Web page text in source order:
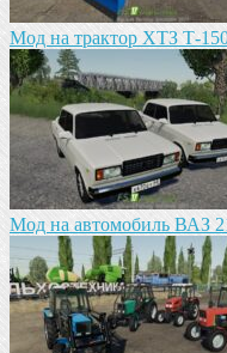
Мод на трактор ХТЗ Т-
Мод на автомобиль ВАЗ